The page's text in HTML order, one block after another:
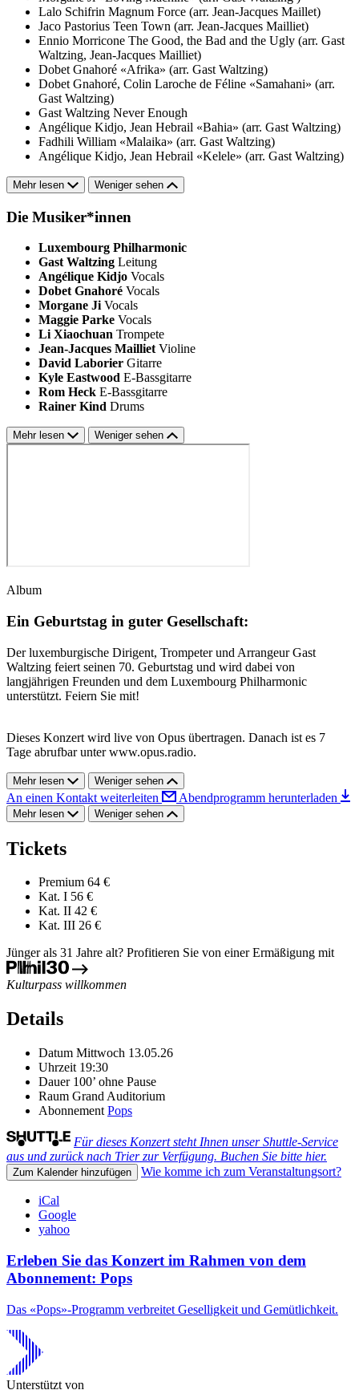
Lalo Schifrin Magnum Force (arr. Jean-Jacques Maillet)
Jaco Pastorius Teen Town (arr. Jean-Jacques Mailliet)
Ennio Morricone The Good, the Bad and the Ugly (arr. Gast
Waltzing, Jean-Jacques Mailliet)
Dobet Gnahoré «Afrika» (arr. Gast Waltzing)
Dobet Gnahoré, Colin Laroche de Féline «Samahani» (arr.
Gast Waltzing)
Gast Waltzing Never Enough
Angélique Kidjo, Jean Hebrail «Bahia» (arr. Gast Waltzing)
Fadhili William «Malaika» (arr. Gast Waltzing)
Angélique Kidjo, Jean Hebrail «Kelele» (arr. Gast Waltzing)
Mehr lesen Weniger sehen
Die Musiker*innen
Luxembourg Philharmonic
Gast Waltzing Leitung
Angélique Kidjo Vocals
Dobet Gnahoré Vocals
Morgane Ji Vocals
Maggie Parke Vocals
Li Xiaochuan Trompete
Jean-Jacques Mailliet Violine
David Laborier Gitarre
Kyle Eastwood E-Bassgitarre
Rom Heck E-Bassgitarre
Rainer Kind Drums
Mehr lesen Weniger sehen
Album
Ein Geburtstag in guter Gesellschaft:
Der luxemburgische Dirigent, Trompeter und Arrangeur Gast
Waltzing feiert seinen 70. Geburtstag und wird dabei von
langjährigen Freunden und dem Luxembourg Philharmonic
unterstützt. Feiern Sie mit!
Dieses Konzert wird live von Opus übertragen. Danach ist es 7
Tage abrufbar unter www.opus.radio.
Mehr lesen Weniger sehen
An einen Kontakt weiterleiten Abendprogramm herunterladen
Mehr lesen Weniger sehen
Tickets
Premium 64 €
Kat. I 56 €
Kat. II 42 €
Kat. III 26 €
Jünger als 31 Jahre alt? Profitieren Sie von einer Ermäßigung mit
Kulturpass willkommen
Details
Datum Mittwoch 13.05.26
Uhrzeit 19:30
Dauer 100’ ohne Pause
Raum Grand Auditorium
Abonnement Pops
Für dieses Konzert steht Ihnen unser Shuttle-Service
aus und zurück nach Trier zur Verfügung. Buchen Sie bitte hier.
Zum Kalender hinzufügen Wie komme ich zum Veranstaltungsort?
iCal
Google
yahoo
Erleben Sie das Konzert im Rahmen von dem
Abonnement: Pops
Das «Pops»-Programm verbreitet Geselligkeit und Gemütlichkeit.
Unterstützt von